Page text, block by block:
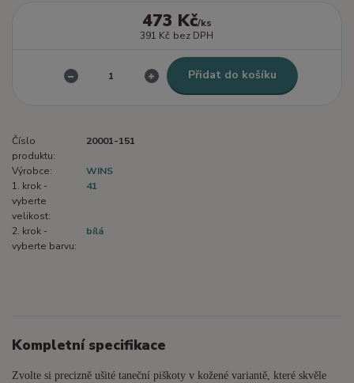
473 Kč/ks
391 Kč bez DPH
Přidat do košíku
Číslo
produktu:
20001-151
Výrobce:
WINS
1. krok -
vyberte
velikost:
41
2. krok -
vyberte barvu:
bílá
Kompletní specifikace
Zvolte si precizně ušité taneční piškoty v kožené variantě, které skvěle